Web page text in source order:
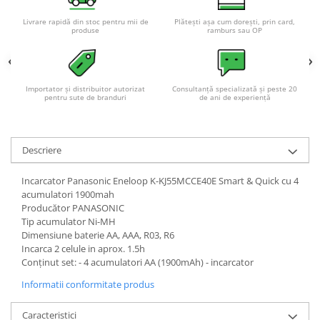
Livrare rapidă din stoc pentru mii de
produse
Plătești așa cum dorești, prin card,
ramburs sau OP
Importator și distribuitor autorizat
pentru sute de branduri
Consultanță specializată și peste 20
de ani de experiență
Descriere
Incarcator Panasonic Eneloop K-KJ55MCCE40E Smart & Quick cu 4
acumulatori 1900mah
Producător PANASONIC
Tip acumulator Ni-MH
Dimensiune baterie AA, AAA, R03, R6
Incarca 2 celule in aprox. 1.5h
Conţinut set: - 4 acumulatori AA (1900mAh) - incarcator
Informatii conformitate produs
Caracteristici